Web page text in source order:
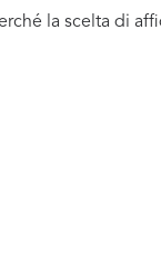
la scelta di